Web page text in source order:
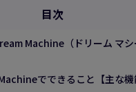
目次
Machine（ドリーム マシ
でできること【主な機